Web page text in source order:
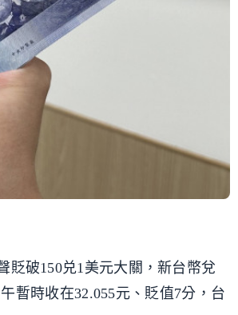
貶破150兑1美元大關，新台幣兌
暫時收在32.055元、貶值7分，台